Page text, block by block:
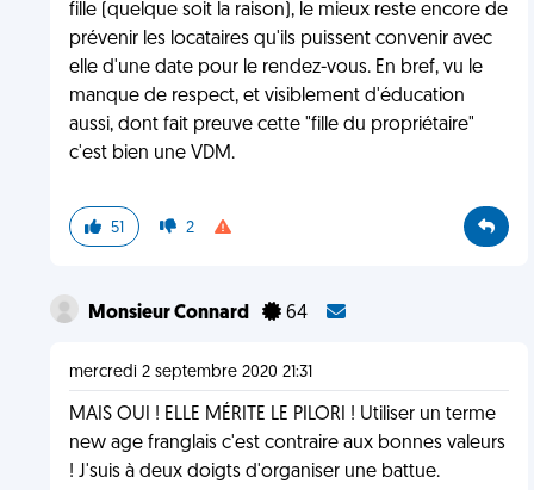
fille (quelque soit la raison), le mieux reste encore de
prévenir les locataires qu'ils puissent convenir avec
elle d'une date pour le rendez-vous. En bref, vu le
manque de respect, et visiblement d'éducation
aussi, dont fait preuve cette "fille du propriétaire"
c'est bien une VDM.
51 2
Monsieur Connard 64
mercredi 2 septembre 2020 21:31
MAIS OUI ! ELLE MÉRITE LE PILORI ! Utiliser un terme
new age franglais c'est contraire aux bonnes valeurs
! J'suis à deux doigts d'organiser une battue.